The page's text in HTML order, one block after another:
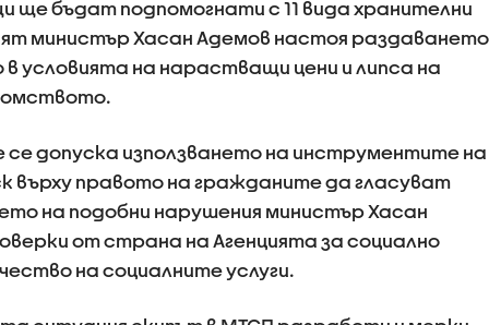
ще бъдат подпомогнати с 11 вида хранителни
министър Хасан Адемов настоя раздаването
условията на нарастващи цени и липса на
се допуска използването на инструментите на
върху правото на гражданите да гласуват
на подобни нарушения министър Хасан
от страна на Агенцията за социално
на социалните услуги.